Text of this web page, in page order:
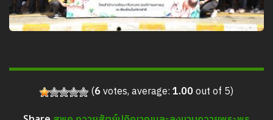
(6votes, average:1.00out of 5)